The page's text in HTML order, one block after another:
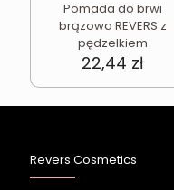
Pomada do brwi
brązowa REVERS z
pędzelkiem
22,44 zł
Revers Cosmetics